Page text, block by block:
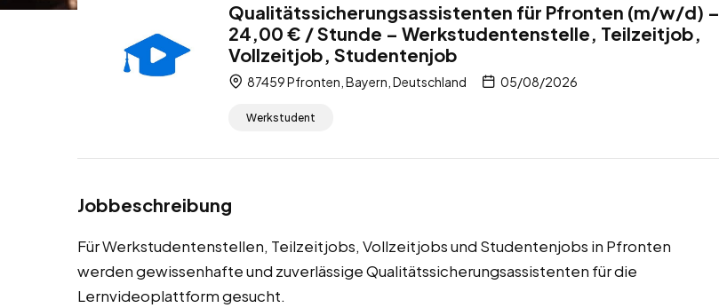
Qualitätssicherungsassistenten für Pfronten (m/w/d) –
24,00 € / Stunde – Werkstudentenstelle, Teilzeitjob,
Vollzeitjob, Studentenjob
87459 Pfronten, Bayern, Deutschland 05/08/2026
Werkstudent
Jobbeschreibung
Für Werkstudentenstellen, Teilzeitjobs, Vollzeitjobs und Studentenjobs in Pfronten
werden gewissenhafte und zuverlässige Qualitätssicherungsassistenten für die
Lernvideoplattform gesucht.